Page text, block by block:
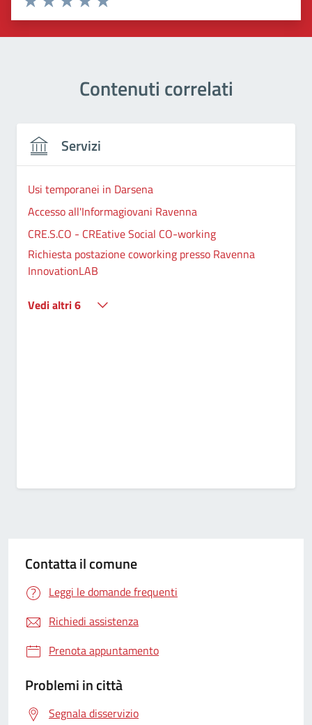
Valuta 5 stelle su 5
Valuta 4 stelle su 5
Valuta 3 stelle su 5
Valuta 2 stelle su 5
Valuta 1 stelle su 5
Contenuti correlati
Servizi
Usi temporanei in Darsena
Accesso all'Informagiovani Ravenna
CRE.S.CO - CREative Social CO-working
Richiesta postazione coworking presso Ravenna
InnovationLAB
Vedi altri 6
Contatta il comune
Leggi le domande frequenti
Richiedi assistenza
Prenota appuntamento
Problemi in città
Segnala disservizio